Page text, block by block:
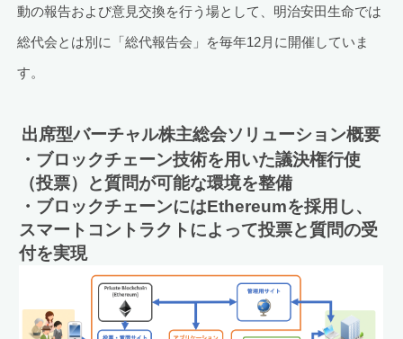
動の報告および意見交換を行う場として、明治安田生命では
総代会とは別に「総代報告会」を毎年12月に開催していま
す。
出席型バーチャル株主総会ソリューション概要
・ブロックチェーン技術を用いた議決権行使
（投票）と質問が可能な環境を整備
・ブロックチェーンにはEthereumを採用し、
スマートコントラクトによって投票と質問の受
付を実現